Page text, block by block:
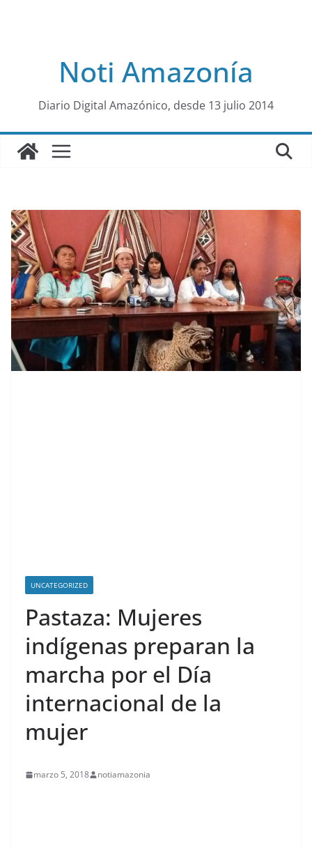
al
Noti Amazonía
Diario Digital Amazónico, desde 13 julio 2014
UNCATEGORIZED
Pastaza: Mujeres
indígenas preparan la
marcha por el Día
internacional de la
mujer
marzo 5, 2018 notiamazonia